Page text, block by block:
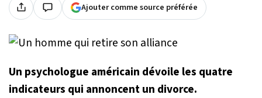
Ajouter comme source préférée
Un psychologue américain dévoile les quatre
indicateurs qui annoncent un divorce.